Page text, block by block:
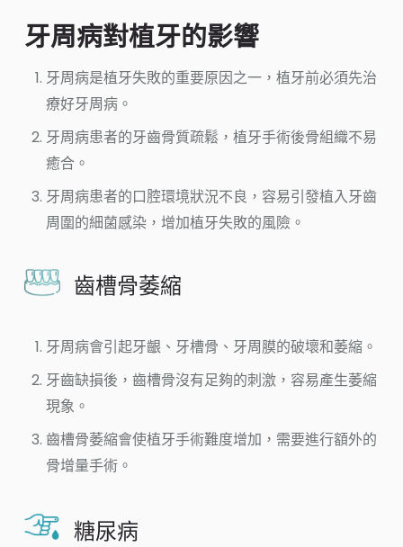
牙周病對植牙的影響
牙周病是植牙失敗的重要原因之一，植牙前必須先治
療好牙周病。
牙周病患者的牙齒骨質疏鬆，植牙手術後骨組織不易
癒合。
牙周病患者的口腔環境狀況不良，容易引發植入牙齒
周圍的細菌感染，增加植牙失敗的風險。
齒槽骨萎縮
牙周病會引起牙齦、牙槽骨、牙周膜的破壞和萎縮。
牙齒缺損後，齒槽骨沒有足夠的刺激，容易產生萎縮
現象。
齒槽骨萎縮會使植牙手術難度增加，需要進行額外的
骨增量手術。
糖尿病